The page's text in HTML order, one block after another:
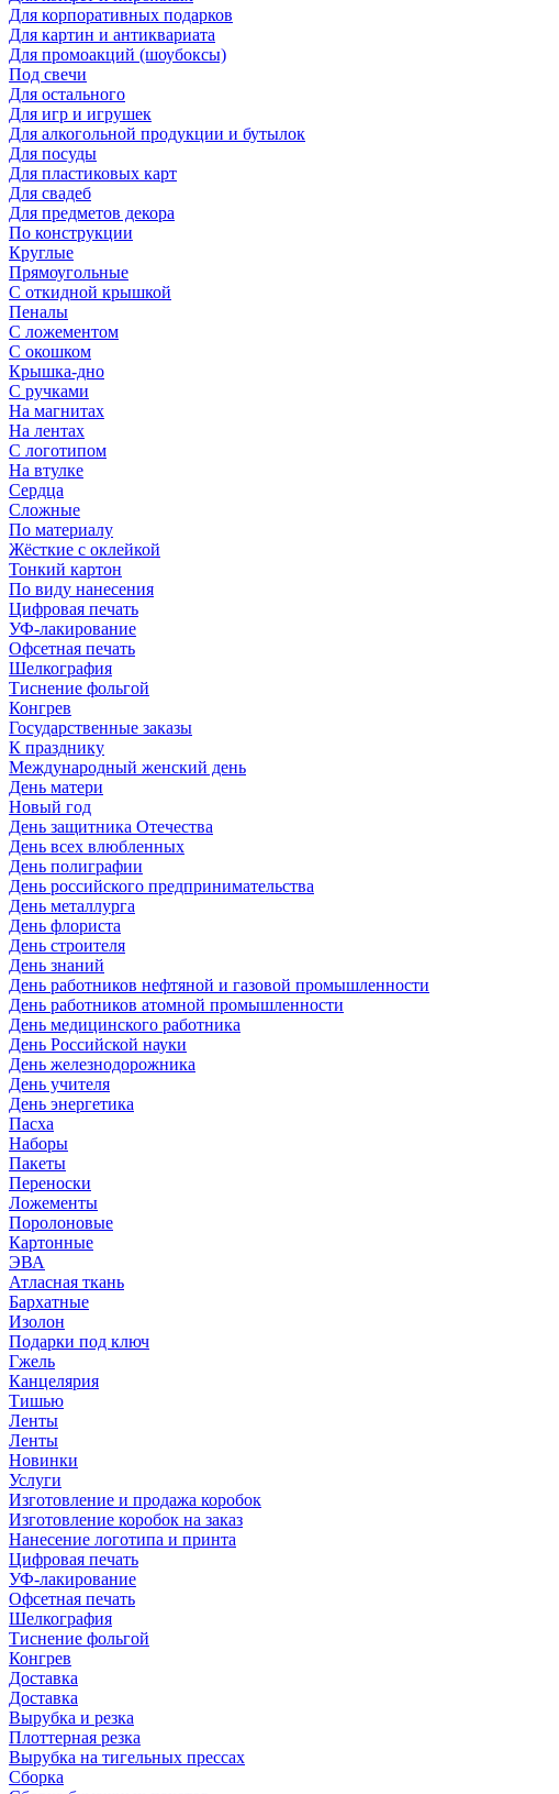
Для корпоративных подарков
Для картин и антиквариата
Для промоакций (шоубоксы)
Под свечи
Для остального
Для игр и игрушек
Для алкогольной продукции и бутылок
Для посуды
Для пластиковых карт
Для свадеб
Для предметов декора
По конструкции
Круглые
Прямоугольные
С откидной крышкой
Пеналы
С ложементом
С окошком
Крышка-дно
С ручками
На магнитах
На лентах
С логотипом
На втулке
Сердца
Сложные
По материалу
Жёсткие с оклейкой
Тонкий картон
По виду нанесения
Цифровая печать
УФ-лакирование
Офсетная печать
Шелкография
Тиснение фольгой
Конгрев
Государственные заказы
К празднику
Международный женский день
День матери
Новый год
День защитника Отечества
День всех влюбленных
День полиграфии
День российского предпринимательства
День металлурга
День флориста
День строителя
День знаний
День работников нефтяной и газовой промышленности
День работников атомной промышленности
День медицинского работника
День Российской науки
День железнодорожника
День учителя
День энергетика
Пасха
Наборы
Пакеты
Переноски
Ложементы
Поролоновые
Картонные
ЭВА
Атласная ткань
Бархатные
Изолон
Подарки под ключ
Гжель
Канцелярия
Тишью
Ленты
Ленты
Новинки
Услуги
Изготовление и продажа коробок
Изготовление коробок на заказ
Нанесение логотипа и принта
Цифровая печать
УФ-лакирование
Офсетная печать
Шелкография
Тиснение фольгой
Конгрев
Доставка
Доставка
Вырубка и резка
Плоттерная резка
Вырубка на тигельных прессах
Сборка